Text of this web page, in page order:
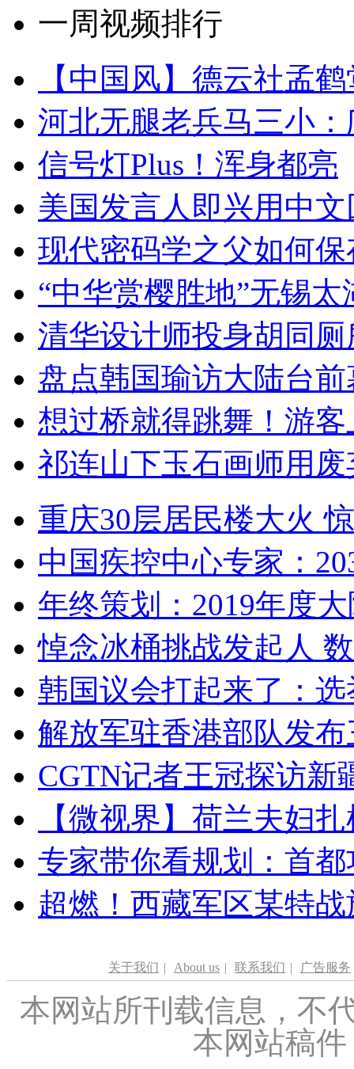
一周视频排行
【中国风】德云社孟
河北无腿老兵马三小
信号灯Plus！浑身都亮
美国发言人即兴用中
现代密码学之父如何
“中华赏樱胜地”无锡
清华设计师投身胡同
盘点韩国瑜访大陆台
想过桥就得跳舞！游客
祁连山下玉石画师用
重庆30层居民楼大火
中国疾控中心专家：
年终策划：2019年度
悼念冰桶挑战发起人
韩国议会打起来了：
解放军驻香港部队发
CGTN记者王冠探访新
【微视界】荷兰夫妇
专家带你看规划：首
超燃！西藏军区某特
关于我们 | About us | 联系我们 | 广告服务
本网站所刊载信息，不
本网站稿